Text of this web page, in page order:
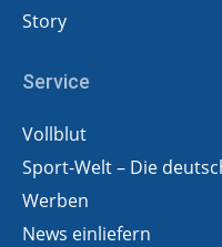
Story
Service
Vollblut
Sport-Welt – Die
Werben
News einliefern